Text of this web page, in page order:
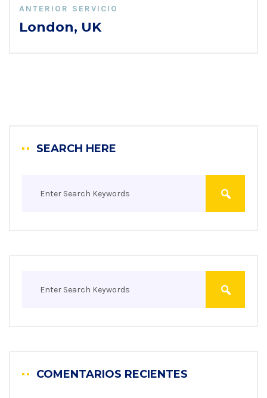
ANTERIOR SERVICIO
London, UK
SEARCH HERE
COMENTARIOS RECIENTES